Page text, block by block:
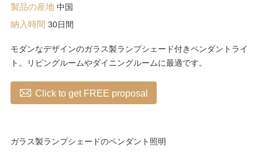
製品の産地 中国
納入時間 30日間
モダンなデザインのガラス製ランプシェード付きペンダントライ
ト。リビングルームやダイニングルームに最適です。
 Click to get FREE proposal
ガラス製ランプシェードのペンダント照明